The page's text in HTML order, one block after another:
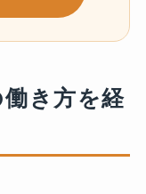
き方を経